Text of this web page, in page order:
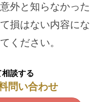
外と知らなかった
損はない内容にな
ください。
談する
問い合わせ